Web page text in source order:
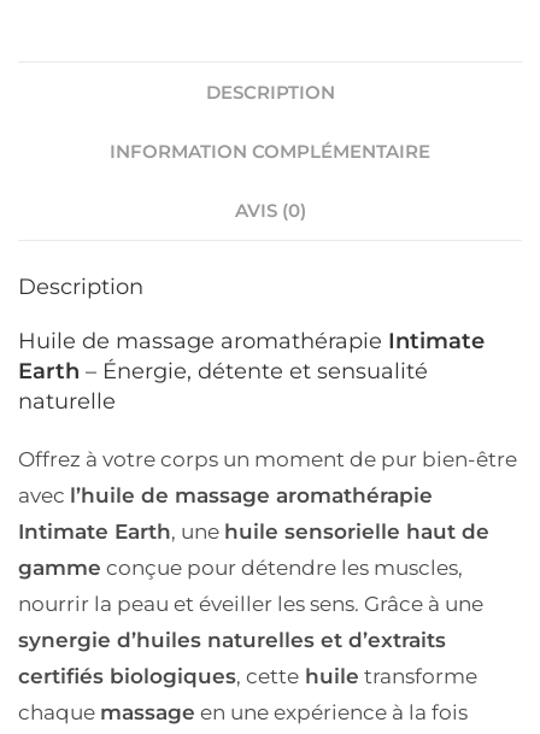
DESCRIPTION
INFORMATION COMPLÉMENTAIRE
AVIS (0)
Description
Huile de massage aromathérapie Intimate
Earth – Énergie, détente et sensualité
naturelle
Offrez à votre corps un moment de pur bien-être
avec l’huile de massage aromathérapie
Intimate Earth, une huile sensorielle haut de
gamme conçue pour détendre les muscles,
nourrir la peau et éveiller les sens. Grâce à une
synergie d’huiles naturelles et d’extraits
certifiés biologiques, cette huile transforme
chaque massage en une expérience à la fois